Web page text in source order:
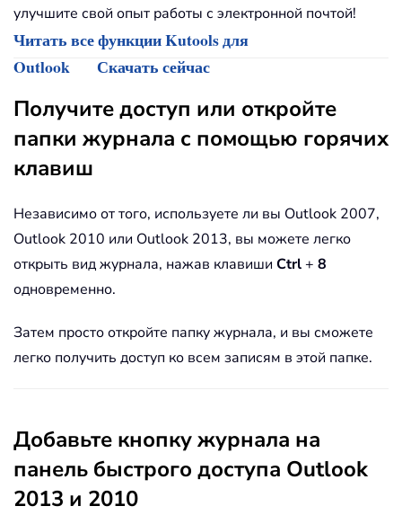
улучшите свой опыт работы с электронной почтой!
Читать все функции Kutools для
Outlook
Скачать сейчас
Получите доступ или откройте
папки журнала с помощью горячих
клавиш
Независимо от того, используете ли вы Outlook 2007,
Outlook 2010 или Outlook 2013, вы можете легко
открыть вид журнала, нажав клавиши Ctrl+ 8
одновременно.
Затем просто откройте папку журнала, и вы сможете
легко получить доступ ко всем записям в этой папке.
Добавьте кнопку журнала на
панель быстрого доступа Outlook
2013 и 2010